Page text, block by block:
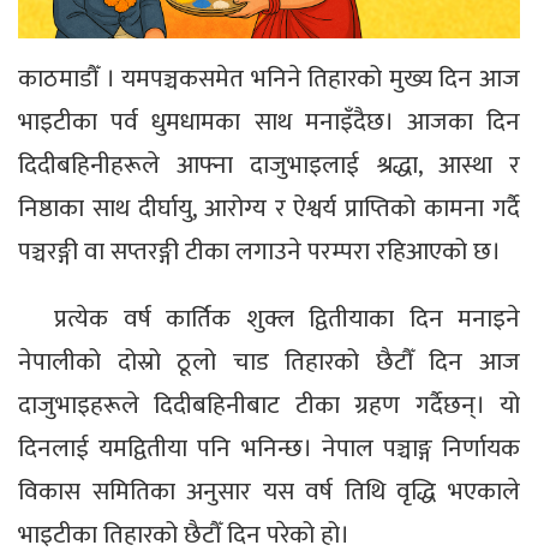
काठमाडौँ । यमपञ्चकसमेत भनिने तिहारको मुख्य दिन आज
भाइटीका पर्व धुमधामका साथ मनाइँदैछ। आजका दिन
दिदीबहिनीहरूले आफ्ना दाजुभाइलाई श्रद्धा, आस्था र
निष्ठाका साथ दीर्घायु, आरोग्य र ऐश्वर्य प्राप्तिको कामना गर्दै
पञ्चरङ्गी वा सप्तरङ्गी टीका लगाउने परम्परा रहिआएको छ।
प्रत्येक वर्ष कार्तिक शुक्ल द्वितीयाका दिन मनाइने
नेपालीको दोस्रो ठूलो चाड तिहारको छैटौँ दिन आज
दाजुभाइहरूले दिदीबहिनीबाट टीका ग्रहण गर्दैछन्। यो
दिनलाई यमद्वितीया पनि भनिन्छ। नेपाल पञ्चाङ्ग निर्णायक
विकास समितिका अनुसार यस वर्ष तिथि वृद्धि भएकाले
भाइटीका तिहारको छैटौँ दिन परेको हो।